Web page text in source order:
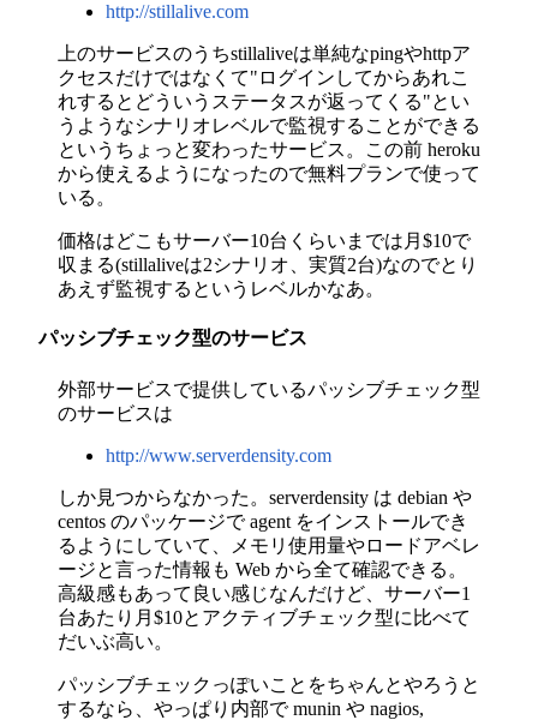
http://stillalive.com
上のサービスのうちstillaliveは単純なpingやhttpア
クセスだけではなくて"ログインしてからあれこ
れするとどういうステータスが返ってくる"とい
うようなシナリオレベルで監視することができる
というちょっと変わったサービス。この前 heroku
から使えるようになったので無料プランで使って
いる。
価格はどこもサーバー10台くらいまでは月$10で
収まる(stillaliveは2シナリオ、実質2台)なのでとり
あえず監視するというレベルかなあ。
パッシブチェック型のサービス
外部サービスで提供しているパッシブチェック型
のサービスは
http://www.serverdensity.com
しか見つからなかった。serverdensity は debian や
centos のパッケージで agent をインストールでき
るようにしていて、メモリ使用量やロードアベレ
ージと言った情報も Web から全て確認できる。
高級感もあって良い感じなんだけど、サーバー1
台あたり月$10とアクティブチェック型に比べて
だいぶ高い。
パッシブチェックっぽいことをちゃんとやろうと
するなら、やっぱり内部で munin や nagios,